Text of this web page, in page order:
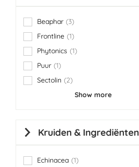
Beaphar 3
items
Frontline 1
item
Phytonics
1
item
Puur 1
item
Sectolin
2
items
Show more
Kruiden & Ingrediënten
Echinacea 1
item